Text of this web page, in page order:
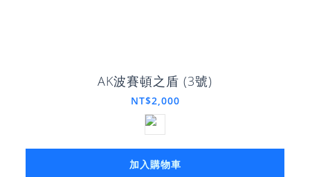
AK波賽頓之盾 (3號)
NT$2,000
加入購物車